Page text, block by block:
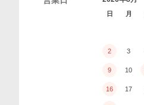
日 月
2 3
9 10
16 17